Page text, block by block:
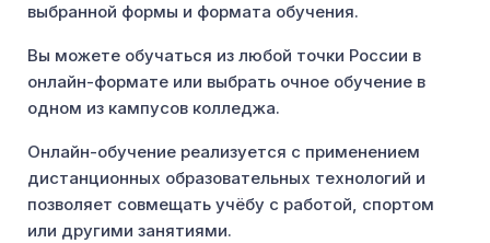
выбранной формы и формата обучения.
Вы можете обучаться из любой точки России в
онлайн-формате или выбрать очное обучение в
одном из кампусов колледжа.
Онлайн-обучение реализуется с применением
дистанционных образовательных технологий и
позволяет совмещать учёбу с работой, спортом
или другими занятиями.